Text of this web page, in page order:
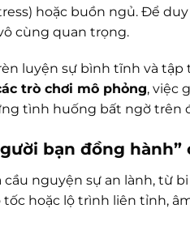
hoặc buồn ngủ. Để
cùng quan trọng.
luyện sự bình tĩnh và
trò chơi mô phỏng, việc
tình huống bất ngờ trên
bạn đồng hành”
cầu nguyện sự an lành, từ
hoặc lộ trình liên tỉnh,